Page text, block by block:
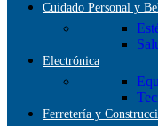
Cuidado Personal y
Electrónica
Ferretería y